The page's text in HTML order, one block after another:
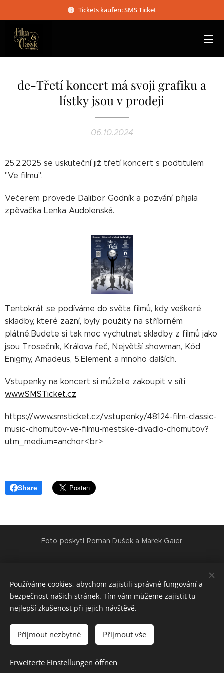
Tickets kaufen:SMS Ticket
de-Třetí koncert má svoji grafiku a
lístky jsou v prodeji
06.10.2024
25.2.2025 se uskuteční již třetí koncert s podtitulem
"Ve filmu".
Večerem provede Dalibor Godník a pozvání přijala
zpěvačka Lenka Audolenská.
Tentokrát se podíváme do světa filmů, kdy veškeré
skladby, které zazní, byly použity na stříbrném
plátně.Budete si tak moc vychutnat skladby z filmů jako
jsou Trosečník, Králova řeč, Největší showman, Kód
Enigmy, Amadeus, 5.Element a mnoho dalších.
Vstupenky na koncert si můžete zakoupit v síti
www.SMSTicket.cz
https://www.smsticket.cz/vstupenky/48124-film-classic-
music-chomutov-ve-filmu-mestske-divadlo-chomutov?
utm_medium=anchor<br>
Share
Foto poskytl Roman Dušek a Marek Gaier
https://www.facebook.com/everydayreporter/
Vytvořeno službouWebnode
Čeština
Deutsch
Používáme cookies, abychom zajistili správné fungování a
bezpečnost našich stránek. Tím vám můžeme zajistit tu
nejlepší zkušenost při jejich návštěvě.
Přijmout nezbytné Přijmout vše
Erweiterte Einstellungen öffnen